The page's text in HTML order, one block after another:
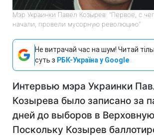
Мэр Украинки Павел Козырев: "Первое, с
начали, провели мусорную революцию"
Не витрачай час на шум! Читай
суть з РБК-Україна у Google
Интервью мэра Украинки
Козырева было записано за
дней до выборов в
Поскольку Козырев